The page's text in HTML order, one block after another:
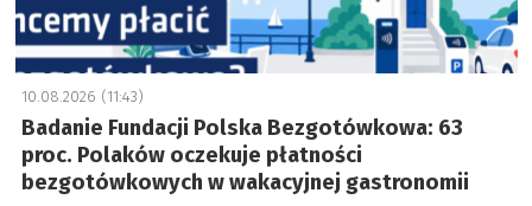
10.08.2026 (11:43)
Badanie Fundacji Polska Bezgotówkowa: 63
proc. Polaków oczekuje płatności
bezgotówkowych w wakacyjnej gastronomii